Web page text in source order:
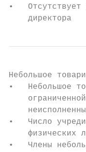
•   Отсутствует
    директора
Небольшое
•   Небольшое
•   Число
физических
•   Члены